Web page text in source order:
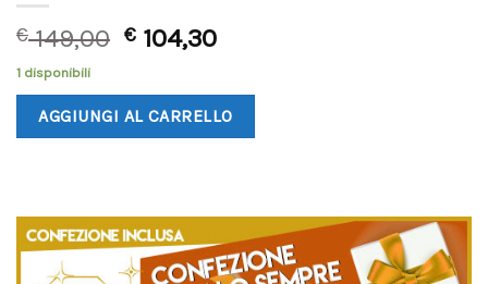
€149,00 € 104,30
1 disponibili
AGGIUNGI AL CARRELLO